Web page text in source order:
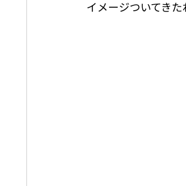
イメージついてきた